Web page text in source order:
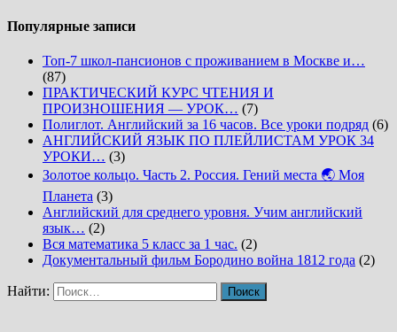
Популярные записи
Топ-7 школ-пансионов с проживанием в Москве и…
(87)
ПРАКТИЧЕСКИЙ КУРС ЧТЕНИЯ И
ПРОИЗНОШЕНИЯ — УРОК… (7)
Полиглот. Английский за 16 часов. Все уроки подряд (6)
АНГЛИЙСКИЙ ЯЗЫК ПО ПЛЕЙЛИСТАМ УРОК 34
УРОКИ… (3)
Золотое кольцо. Часть 2. Россия. Гений места 🌏 Моя
Планета (3)
Английский для среднего уровня. Учим английский
язык… (2)
Вся математика 5 класс за 1 час. (2)
Документальный фильм Бородино война 1812 года (2)
Найти: